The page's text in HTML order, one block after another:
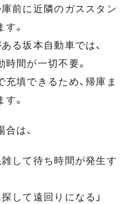
前に近隣のガススタン
。
る坂本自動車では、
間が一切不要。
填できるため、帰庫ま
。
は、
して待ち時間が発生す
して遠回りになる」